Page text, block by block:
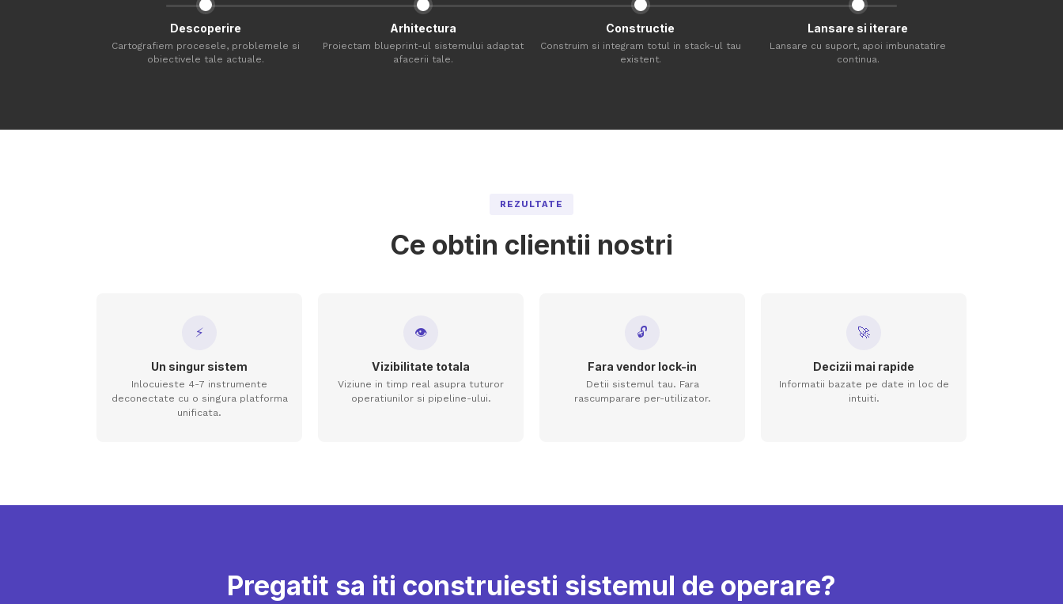
Descoperire
Cartografiem procesele, problemele si
obiectivele tale actuale.
Arhitectura
Proiectam blueprint-ul sistemului adaptat
afacerii tale.
Constructie
Construim si integram totul in stack-ul tau
existent.
Lansare si iterare
Lansare cu suport, apoi imbunatatire
continua.
REZULTATE
Ce obtin clientii nostri
⚡
Un singur sistem
Inlocuieste 4-7 instrumente
deconectate cu o singura platforma
unificata.
👁
Vizibilitate totala
Viziune in timp real asupra tuturor
operatiunilor si pipeline-ului.
🔓
Fara vendor lock-in
Detii sistemul tau. Fara
rascumparare per-utilizator.
🚀
Decizii mai rapide
Informatii bazate pe date in loc de
intuiti.
Pregatit sa iti construiesti sistemul de operare?